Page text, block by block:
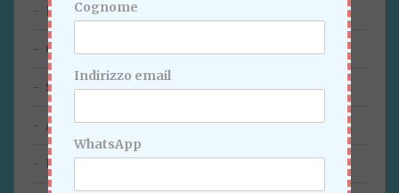
Novembre 2023
Ottobre 2023
Settembre 2023
Agosto 2023
Luglio 2023
Cognome
Indirizzo email
WhatsApp